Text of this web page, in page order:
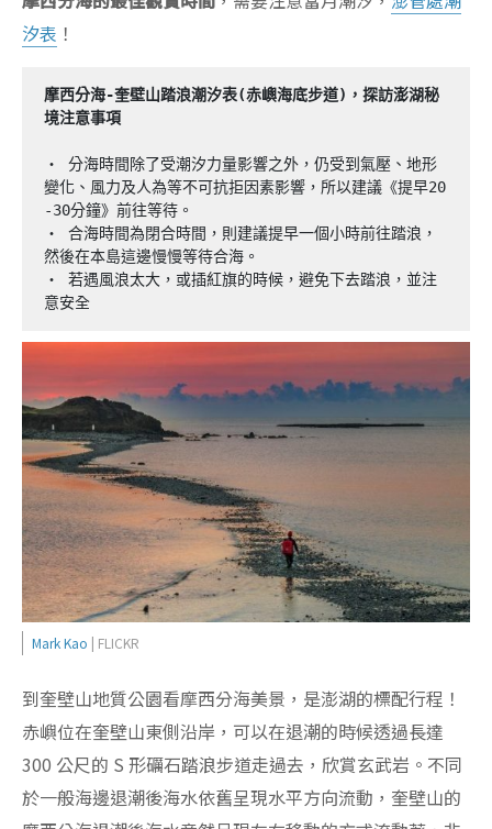
汐表 ！
摩西分海-奎壁山踏浪潮汐表(赤嶼海底步道)，探訪澎湖秘
境注意事項
‧ 分海時間除了受潮汐力量影響之外，仍受到氣壓、地形
變化、風力及人為等不可抗拒因素影響，所以建議《提早20
-30分鐘》前往等待。
‧ 合海時間為閉合時間，則建議提早一個小時前往踏浪，
然後在本島這邊慢慢等待合海。
‧ 若遇風浪太大，或插紅旗的時候，避免下去踏浪，並注
意安全
Mark Kao | FLICKR
到奎壁山地質公園看摩西分海美景，是澎湖的標配行程！
赤嶼位在奎壁山東側沿岸，可以在退潮的時候透過長達
300 公尺的 S 形礪石踏浪步道走過去，欣賞玄武岩。不同
於一般海邊退潮後海水依舊呈現水平方向流動，奎壁山的